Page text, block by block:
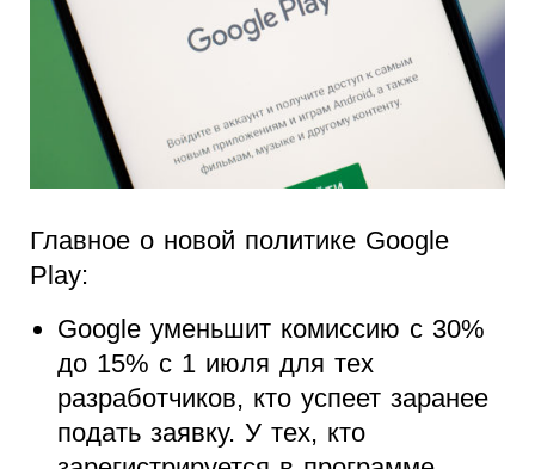
Главное о новой политике Google
Play:
Google уменьшит комиссию с 30%
до 15% с 1 июля для тех
разработчиков, кто успеет заранее
подать заявку. У тех, кто